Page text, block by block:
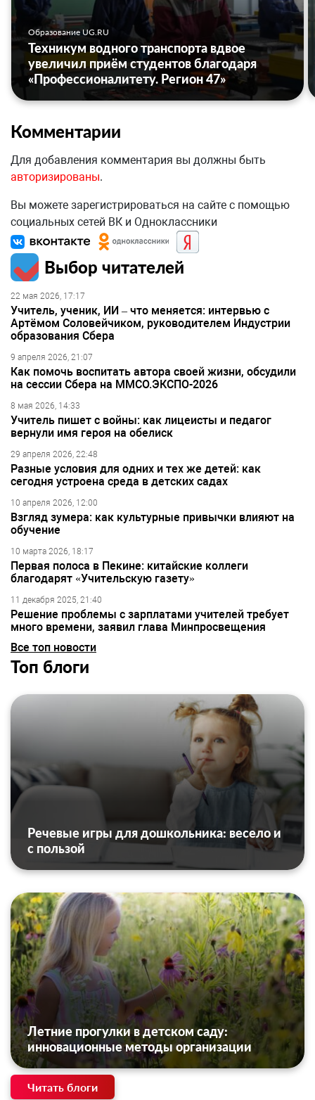
Образование UG.RU
Техникум водного транспорта вдвое
увеличил приём студентов благодаря
«Профессионалитету. Регион 47»
Комментарии
Для добавления комментария вы должны быть
авторизированы.
Вы можете зарегистрироваться на сайте с помощью
социальных сетей ВК и Одноклассники
Выбор читателей
22 мая 2026, 17:17
Учитель, ученик, ИИ – что меняется: интервью с
Артёмом Соловейчиком, руководителем Индустрии
образования Сбера
9 апреля 2026, 21:07
Как помочь воспитать автора своей жизни, обсудили
на сессии Сбера на ММСО.ЭКСПО-2026
8 мая 2026, 14:33
Учитель пишет с войны: как лицеисты и педагог
вернули имя героя на обелиск
29 апреля 2026, 22:48
Разные условия для одних и тех же детей: как
сегодня устроена среда в детских садах
10 апреля 2026, 12:00
Взгляд зумера: как культурные привычки влияют на
обучение
10 марта 2026, 18:17
Первая полоса в Пекине: китайские коллеги
благодарят «Учительскую газету»
11 декабря 2025, 21:40
Решение проблемы с зарплатами учителей требует
много времени, заявил глава Минпросвещения
Все топ новости
Топ блоги
Речевые игры для дошкольника: весело и
с пользой
Летние прогулки в детском саду:
инновационные методы организации
Читать блоги